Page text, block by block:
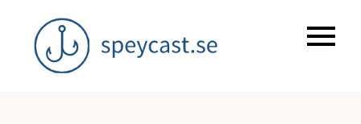
content